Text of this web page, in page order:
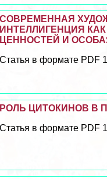
СОВРЕМЕННАЯ
ИНТЕЛЛИГЕНЦИЯ
ЦЕННОСТЕЙ И
Статья в формате PDF
РОЛЬ ЦИТОКИНОВ В
Статья в формате PDF